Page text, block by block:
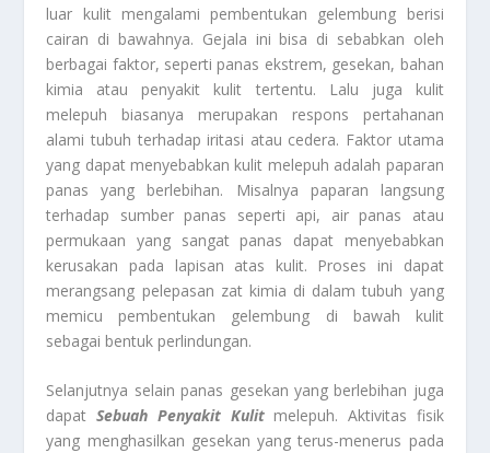
luar kulit mengalami pembentukan gelembung berisi
cairan di bawahnya. Gejala ini bisa di sebabkan oleh
berbagai faktor, seperti panas ekstrem, gesekan, bahan
kimia atau penyakit kulit tertentu. Lalu juga kulit
melepuh biasanya merupakan respons pertahanan
alami tubuh terhadap iritasi atau cedera. Faktor utama
yang dapat menyebabkan kulit melepuh adalah paparan
panas yang berlebihan. Misalnya paparan langsung
terhadap sumber panas seperti api, air panas atau
permukaan yang sangat panas dapat menyebabkan
kerusakan pada lapisan atas kulit. Proses ini dapat
merangsang pelepasan zat kimia di dalam tubuh yang
memicu pembentukan gelembung di bawah kulit
sebagai bentuk perlindungan.
Selanjutnya selain panas gesekan yang berlebihan juga
dapatSebuah Penyakit Kulitmelepuh. Aktivitas fisik
yang menghasilkan gesekan yang terus-menerus pada